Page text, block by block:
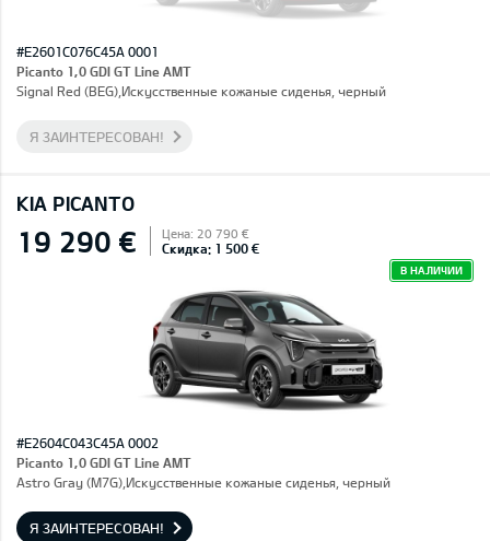
#E2601C076C45A 0001
Picanto 1,0 GDI GT Line AMT
Signal Red (BEG),Искусственные кожаные сиденья, черный
Я ЗАИНТЕРЕСОВАН!
KIA PICANTO
19 290 € Цена: 20 790 €
Скидка: 1 500 €
В НАЛИЧИИ
#E2604C043C45A 0002
Picanto 1,0 GDI GT Line AMT
Astro Gray (M7G),Искусственные кожаные сиденья, черный
Я ЗАИНТЕРЕСОВАН!